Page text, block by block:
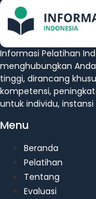
Informasi Pelatihan
menghubungkan
tinggi, dirancang
kompetensi,
untuk individu,
Menu
Beranda
Pelatihan
Tentang
Evaluasi